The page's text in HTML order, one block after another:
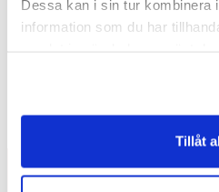
Dessa kan i sin tur kombinera
information som du har
Tillåt
Andra